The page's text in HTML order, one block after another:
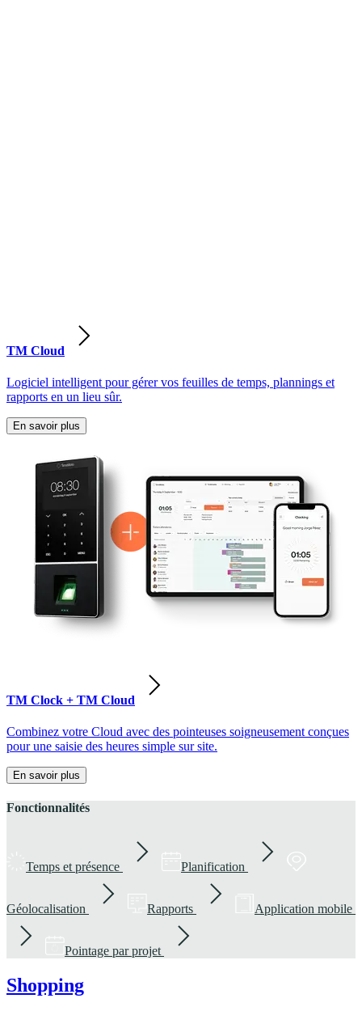
TM Cloud
Logiciel intelligent pour gérer vos feuilles de temps, plannings et
rapports en un lieu sûr.
En savoir plus
TM Clock + TM Cloud
Combinez votre Cloud avec des pointeuses soigneusement conçues
pour une saisie des heures simple sur site.
En savoir plus
Fonctionnalités
Temps et présence Planification
Géolocalisation Rapports Application mobile
Pointage par projet
Shopping